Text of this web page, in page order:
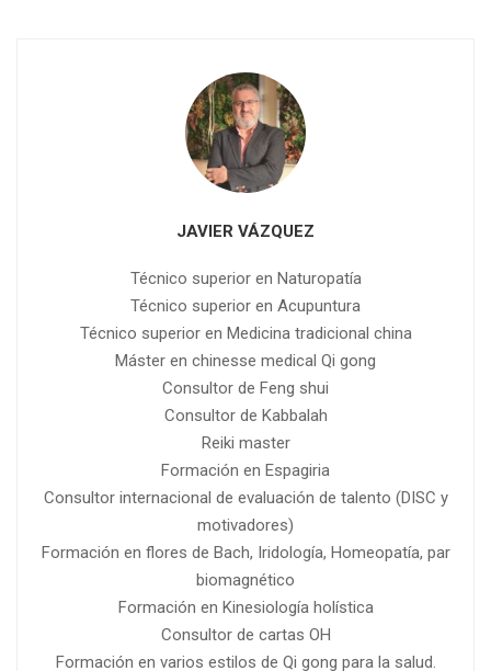
JAVIER VÁZQUEZ
Técnico superior en Naturopatía
Técnico superior en Acupuntura
Técnico superior en Medicina tradicional china
Máster en chinesse medical Qi gong
Consultor de Feng shui
Consultor de Kabbalah
Reiki master
Formación en Espagiria
Consultor internacional de evaluación de talento (DISC y
motivadores)
Formación en flores de Bach, Iridología, Homeopatía, par
biomagnético
Formación en Kinesiología holística
Consultor de cartas OH
Formación en varios estilos de Qi gong para la salud.